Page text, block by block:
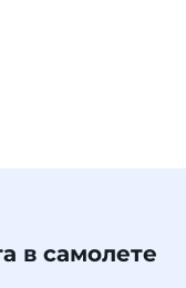
в самолете